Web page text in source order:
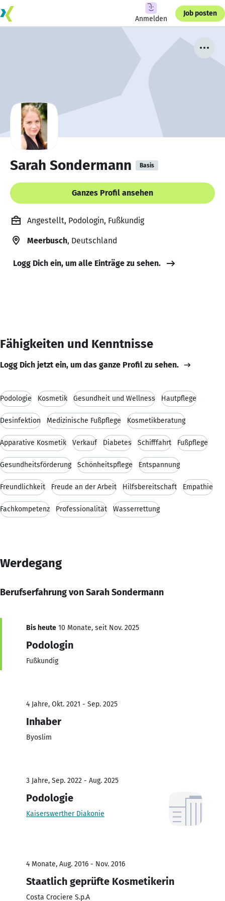
Anmelden
Job posten
Sarah Sondermann Basis
Ganzes Profil ansehen
Angestellt, Podologin, Fußkundig
Meerbusch, Deutschland
Logg Dich ein, um alle Einträge zu sehen.
Fähigkeiten und Kenntnisse
Logg Dich jetzt ein, um das ganze Profil zu sehen.
Podologie Kosmetik Gesundheit und Wellness Hautpflege
Desinfektion Medizinische Fußpflege Kosmetikberatung
Apparative Kosmetik Verkauf Diabetes Schifffahrt Fußpflege
Gesundheitsförderung Schönheitspflege Entspannung
Freundlichkeit Freude an der Arbeit Hilfsbereitschaft Empathie
Fachkompetenz Professionalität Wasserrettung
Werdegang
Berufserfahrung von Sarah Sondermann
Bis heute 10 Monate, seit Nov. 2025
Podologin
Fußkundig
4 Jahre, Okt. 2021 - Sep. 2025
Inhaber
Byoslim
3 Jahre, Sep. 2022 - Aug. 2025
Podologie
Kaiserswerther Diakonie
4 Monate, Aug. 2016 - Nov. 2016
Staatlich geprüfte Kosmetikerin
Costa Crociere S.p.A